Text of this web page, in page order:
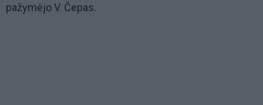
pažymėjo V. Čepas.